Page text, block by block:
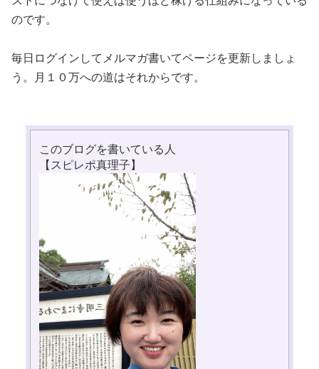
のです。
毎日ログインしてメルマガ書いてページを更新しましょ
う。月１０万への道はそれからです。
このブログを書いている人
【スピレポ真理子】